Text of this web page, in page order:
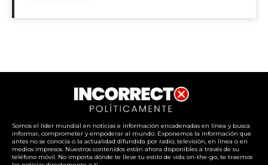
Somos el líder mundial en noticias e información encadenadas en línea y busca
informar, comprometer y empoderar al mundo. Exponemos la información que
antes no se conocía o la actualidad difundida por radio, televisión, en línea o en
medios impresos. Nuestros contenidos están ahora disponibles a través de su
teléfono móvil. No importa dónde te lleve tu estilo de vida on-the-go, te traemos